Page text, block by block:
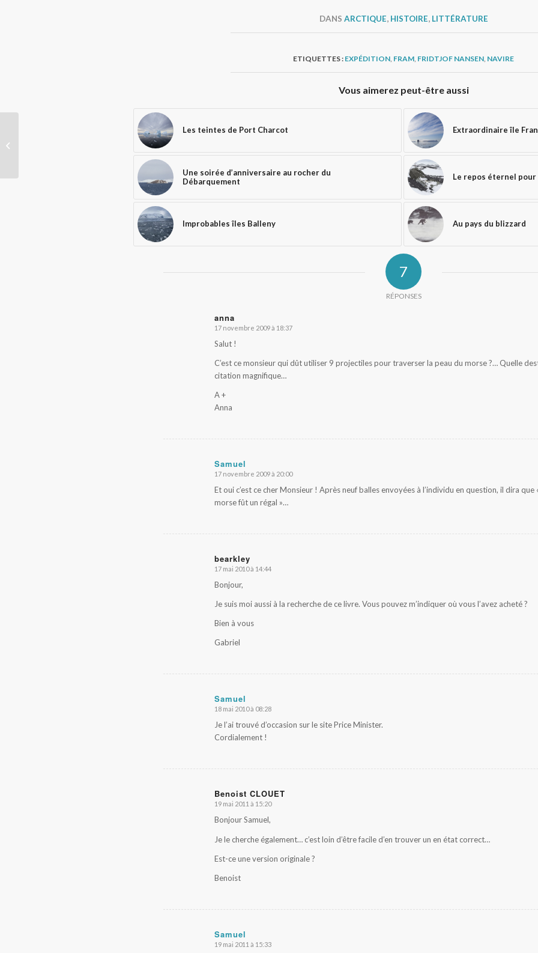
DANS ARCTIQUE, HISTOIRE, LITTÉRATURE
ETIQUETTES : EXPÉDITION FRAM FRIDTJOF NANSEN NAVIRE
Vous aimerez peut-être aussi
Les teintes de Port Charcot Extraordinaire île
Une soirée d’anniversaire au rocher du
Débarquement
Le repos éternel pour
Improbables îles Balleny Au pays du blizzard
7
RÉPONSES
anna
dit
17 novembre 2009 à 18:37
Salut !
C’est ce monsieur qui dût utiliser 9 projectiles pour traverser la peau du morse ?… Quelle
citation magnifique…
A +
Anna
Samuel
dit
17 novembre 2009 à 20:00
Et oui c’est ce cher Monsieur ! Après neuf balles envoyées à l’individu en question, il dira que
morse fût un régal »…
bearkley
dit
17 mai 2010 à 14:44
Bonjour,
Je suis moi aussi à la recherche de ce livre. Vous pouvez m’indiquer où vous l’avez acheté ?
Bien à vous
Gabriel
Samuel
dit
18 mai 2010 à 08:28
Je l’ai trouvé d’occasion sur le site Price Minister.
Cordialement !
Benoist CLOUET
dit
19 mai 2011 à 15:20
Bonjour Samuel,
Je le cherche également… c’est loin d’être facile d’en trouver un en état correct…
Est-ce une version originale ?
Benoist
Samuel
dit
19 mai 2011 à 15:33